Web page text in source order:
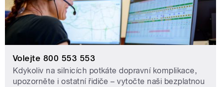
Volejte 800 553 553
Kdykoliv na silnicích potkáte dopravní komplikace,
upozorněte i ostatní řidiče – vytočte naši bezplatnou